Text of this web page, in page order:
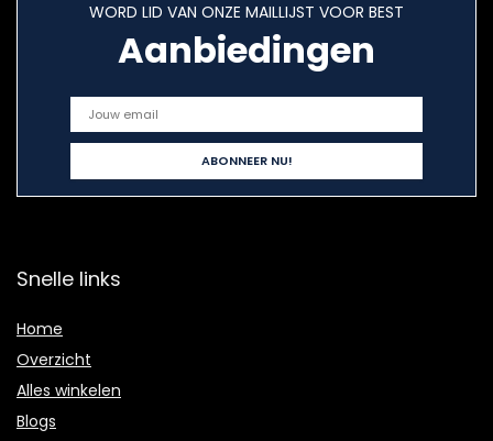
WORD LID VAN ONZE MAILLIJST VOOR BEST
Aanbiedingen
Snelle links
Home
Overzicht
Alles winkelen
Blogs